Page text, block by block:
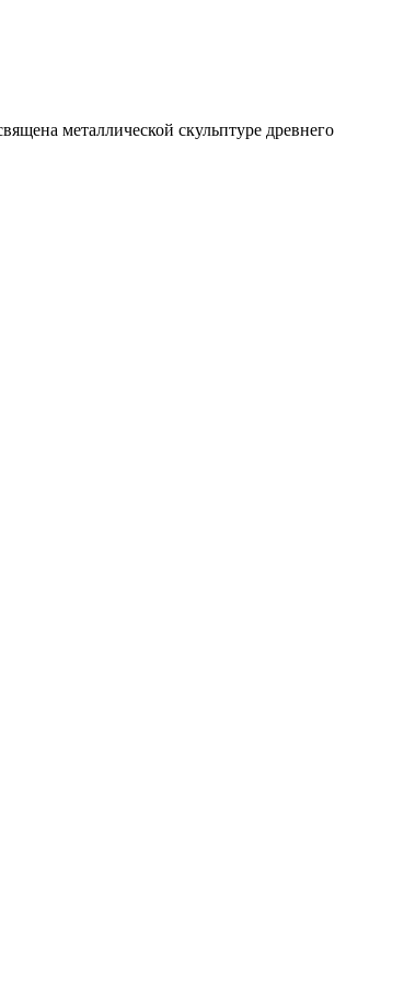
металлической скульптуре древнего